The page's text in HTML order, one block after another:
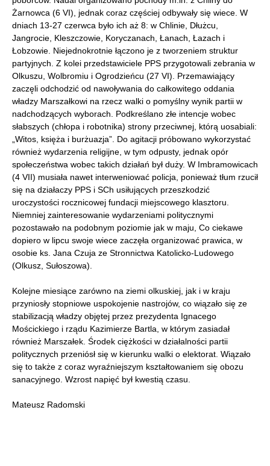
Żarnowca (6 VI), jednak coraz częściej odbywały się wiece. W
dniach 13-27 czerwca było ich aż 8: w Chlinie, Dłużcu,
Jangrocie, Kleszczowie, Koryczanach, Łanach, Łazach i
Łobzowie. Niejednokrotnie łączono je z tworzeniem struktur
partyjnych. Z kolei przedstawiciele PPS przygotowali zebrania w
Olkuszu, Wolbromiu i Ogrodzieńcu (27 VI). Przemawiający
zaczęli odchodzić od nawoływania do całkowitego oddania
władzy Marszałkowi na rzecz walki o pomyślny wynik partii w
nadchodzących wyborach. Podkreślano złe intencje wobec
słabszych (chłopa i robotnika) strony przeciwnej, którą uosabiali:
„Witos, księża i burżuazja”. Do agitacji próbowano wykorzystać
również wydarzenia religijne, w tym odpusty, jednak opór
społeczeństwa wobec takich działań był duży. W Imbramowicach
(4 VII) musiała nawet interweniować policja, ponieważ tłum rzucił
się na działaczy PPS i SCh usiłujących przeszkodzić
uroczystości rocznicowej fundacji miejscowego klasztoru.
Niemniej zainteresowanie wydarzeniami politycznymi
pozostawało na podobnym poziomie jak w maju, Co ciekawe
dopiero w lipcu swoje wiece zaczęła organizować prawica, w
osobie ks. Jana Czuja ze Stronnictwa Katolicko-Ludowego
(Olkusz, Sułoszowa).
Kolejne miesiące zarówno na ziemi olkuskiej, jak i w kraju
przyniosły stopniowe uspokojenie nastrojów, co wiązało się ze
stabilizacją władzy objętej przez prezydenta Ignacego
Mościckiego i rządu Kazimierze Bartla, w którym zasiadał
również Marszałek. Środek ciężkości w działalności partii
politycznych przeniósł się w kierunku walki o elektorat. Wiązało
się to także z coraz wyraźniejszym kształtowaniem się obozu
sanacyjnego. Wzrost napięć był kwestią czasu.
Mateusz Radomski